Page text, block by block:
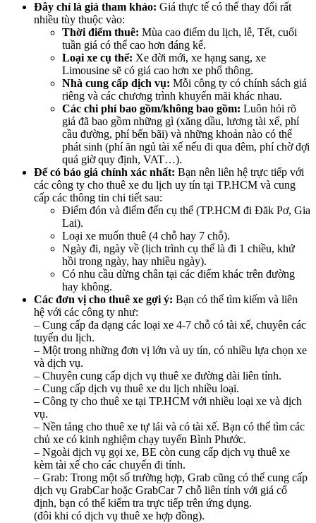
Đây chỉ là giá tham khảo: Giá thực tế có thể thay đổi rất
nhiều tùy thuộc vào:
Thời điểm thuê: Mùa cao điểm du lịch, lễ, Tết, cuối
tuần giá có thể cao hơn đáng kể.
Loại xe cụ thể: Xe đời mới, xe hạng sang, xe
Limousine sẽ có giá cao hơn xe phổ thông.
Nhà cung cấp dịch vụ: Mỗi công ty có chính sách giá
riêng và các chương trình khuyến mãi khác nhau.
Các chi phí bao gồm/không bao gồm: Luôn hỏi rõ
giá đã bao gồm những gì (xăng dầu, lương tài xế, phí
cầu đường, phí bến bãi) và những khoản nào có thể
phát sinh (phí ăn ngủ tài xế nếu đi qua đêm, phí chờ đợi
quá giờ quy định, VAT…).
Để có báo giá chính xác nhất: Bạn nên liên hệ trực tiếp với
các công ty cho thuê xe du lịch uy tín tại TP.HCM và cung
cấp các thông tin chi tiết sau:
Điểm đón và điểm đến cụ thể (TP.HCM đi Đăk Pơ, Gia
Lai).
Loại xe muốn thuê (4 chỗ hay 7 chỗ).
Ngày đi, ngày về (lịch trình cụ thể là đi 1 chiều, khứ
hồi trong ngày, hay nhiều ngày).
Có nhu cầu dừng chân tại các điểm khác trên đường
hay không.
Các đơn vị cho thuê xe gợi ý: Bạn có thể tìm kiếm và liên
hệ với các công ty như:
– Cung cấp đa dạng các loại xe 4-7 chỗ có tài xế, chuyên các
tuyến du lịch.
– Một trong những đơn vị lớn và uy tín, có nhiều lựa chọn xe
và dịch vụ.
– Chuyên cung cấp dịch vụ thuê xe đường dài liên tỉnh.
– Cung cấp dịch vụ thuê xe du lịch nhiều loại.
– Công ty cho thuê xe tại TP.HCM với nhiều loại xe và dịch
vụ.
– Nền tảng cho thuê xe tự lái và có tài xế. Bạn có thể tìm các
chủ xe có kinh nghiệm chạy tuyến Bình Phước.
– Ngoài dịch vụ gọi xe, BE còn cung cấp dịch vụ thuê xe
kèm tài xế cho các chuyến đi tỉnh.
– Grab: Trong một số trường hợp, Grab cũng có thể cung cấp
dịch vụ GrabCar hoặc GrabCar 7 chỗ liên tỉnh với giá cố
định, bạn có thể kiểm tra trực tiếp trên ứng dụng.
(đôi khi có dịch vụ thuê xe hợp đồng).